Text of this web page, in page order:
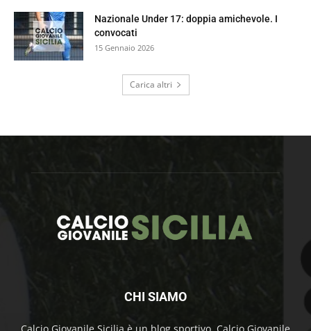
Nazionale Under 17: doppia amichevole. I
convocati
15 Gennaio 2026
Carica altri
CHI SIAMO
Calcio Giovanile Sicilia è un blog sportivo. Calcio Giovanile